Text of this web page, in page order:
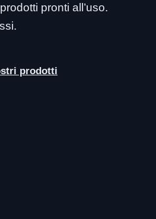
pronti all’uso.
prodotti